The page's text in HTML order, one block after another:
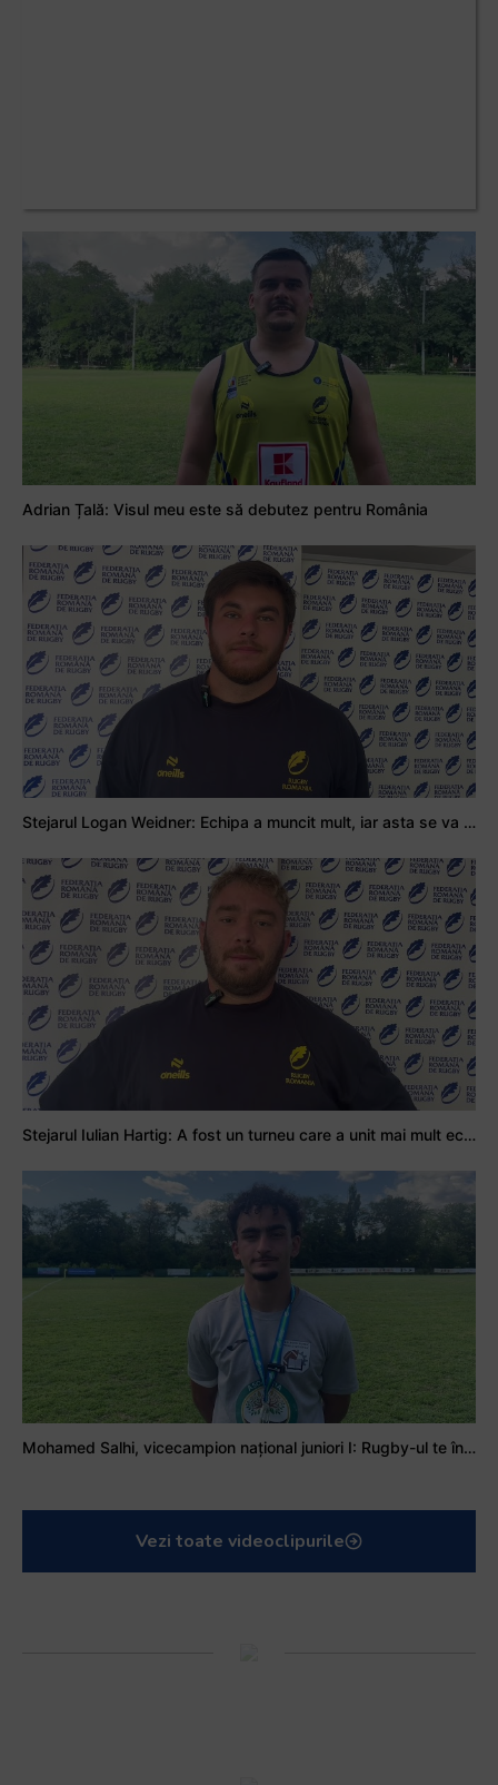
Adrian Țală: Visul meu este să debutez pentru România
Stejarul Logan Weidner: Echipa a muncit mult, iar asta se va vedea în meciurile de la Nations Cup
Stejarul Iulian Hartig: A fost un turneu care a unit mai mult echipa
Mohamed Salhi, vicecampion național juniori I: Rugby-ul te învață să accepți și înfrângerile
Vezi toate videoclipurile